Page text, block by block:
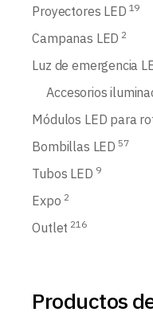
Proyectores LED 19
Campanas LED 2
Luz de emergencia
Accesorios
Módulos LED para
Bombillas LED 57
Tubos LED 9
Expo 2
Outlet 216
Productos